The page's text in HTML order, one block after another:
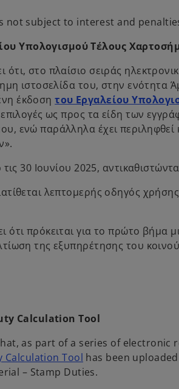
not subject to interest and
Υπολογισμού Τέλους
στο πλαίσιο σειράς
ιστοσελίδα του, στην
έκδοσητου Εργαλείου
επιλογές ως προς τα είδη των
ενώ παράλληλα έχει
30 Ιουνίου 2025,
λεπτομερής οδηγός
ότι πρόκειται για το πρώτο
της εξυπηρέτησης του
Calculation Tool
as part of a series of
Calculation Tool o
p
has been
– Stamp Duties.